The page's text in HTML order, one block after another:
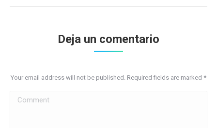
Deja un comentario
Your email address will not be published. Required fields are marked *
Comment